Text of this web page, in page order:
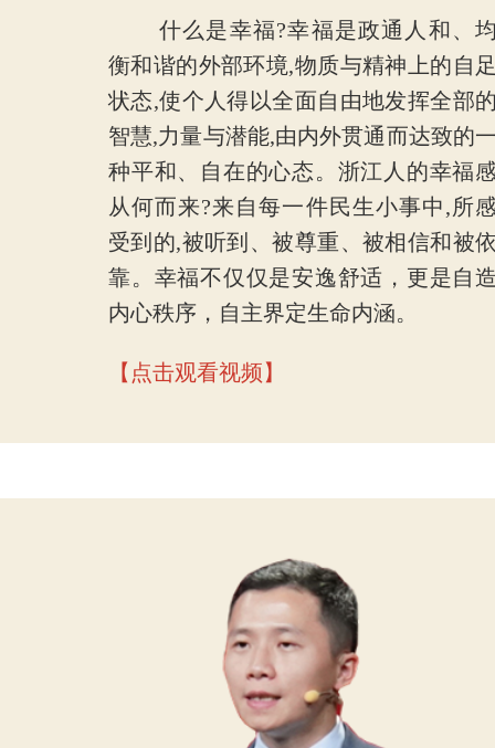
什么是幸福?幸福是政通人和、
衡和谐的外部环境,物质与精神上的自
状态,使个人得以全面自由地发挥全部
智慧,力量与潜能,由内外贯通而达致的
种平和、自在的心态。浙江人的幸福
从何而来?来自每一件民生小事中,所
受到的,被听到、被尊重、被相信和被
靠。幸福不仅仅是安逸舒适，更是自
内心秩序，自主界定生命内涵。
【点击观看视频】